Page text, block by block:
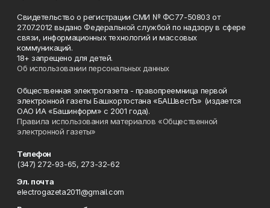
Свидетельство о регистрации СМИ № ФС77-50803 от
27.07.2012 выдано Федеральной службой по надзору в сфере
связи, информационных технологий и массовых
коммуникаций.
18+ запрещено для детей.
Об использовании персональных данных
Общественная электрогазета - правопреемница первой
электронной газеты Башкортостана «БАШвестЪ» (издается
ОАО ИА «Башинформ» с 2001 года).
Правила использования материалов «Общественной
электронной газеты»
Телефон
(347) 272-93-65, 273-32-62
Эл. почта
electrogazeta2011@gmail.com